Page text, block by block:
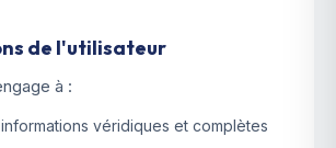
de l'utilisateur
à :
véridiques et complètes